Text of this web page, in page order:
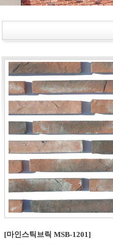
[마인스틱브릭 MSB-1201]